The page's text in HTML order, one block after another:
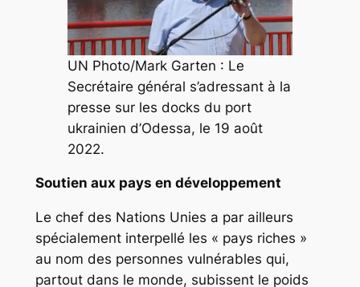
UN Photo/Mark Garten : Le
Secrétaire général s’adressant à la
presse sur les docks du port
ukrainien d’Odessa, le 19 août
2022.
Soutien aux pays en développement
Le chef des Nations Unies a par ailleurs
spécialement interpellé les « pays riches »
au nom des personnes vulnérables qui,
partout dans le monde, subissent le poids